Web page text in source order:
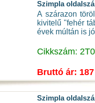
Szimpla
A szárazon
kivitelű "fehér
évek múltán is
Cikkszám:
Bruttó ár:
Szimpla